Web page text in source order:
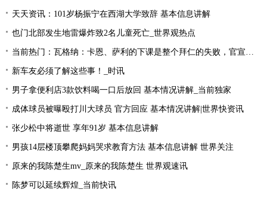
天天资讯：101岁杨振宁在西湖大学致辞 基本信息讲解
也门北部发生地雷爆炸致2名儿童死亡_世界观热点
当前热门：瓦格纳：卡恩、萨利的下课是整个拜仁的失败，官宣的时机让我无言
新车友必须了解这些事！_时讯
男子拿便利店3款饮料喝一口后放回 基本情况讲解_当前独家
成体球员被曝殴打川大球员 官方回应 基本情况讲解|世界快资讯
张少松中将逝世 享年91岁 基本信息讲解
男孩14层楼顶攀爬妈妈哭求教育方法 基本信息讲解 世界关注
原来的我陈楚生mv_原来的我陈楚生 世界观速讯
陈梦可以延续辉煌_当前快讯